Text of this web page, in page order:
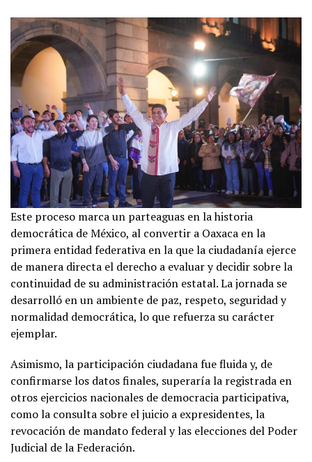
Este proceso marca un parteaguas en la historia
democrática de México, al convertir a Oaxaca en la
primera entidad federativa en la que la ciudadanía ejerce
de manera directa el derecho a evaluar y decidir sobre la
continuidad de su administración estatal. La jornada se
desarrolló en un ambiente de paz, respeto, seguridad y
normalidad democrática, lo que refuerza su carácter
ejemplar.
Asimismo, la participación ciudadana fue fluida y, de
confirmarse los datos finales, superaría la registrada en
otros ejercicios nacionales de democracia participativa,
como la consulta sobre el juicio a expresidentes, la
revocación de mandato federal y las elecciones del Poder
Judicial de la Federación.